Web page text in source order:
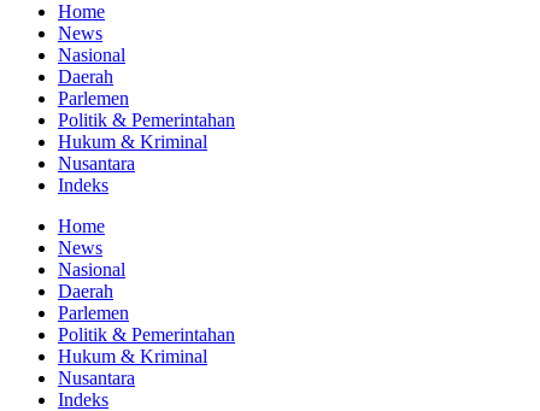
Home
News
Nasional
Daerah
Parlemen
Politik & Pemerintahan
Hukum & Kriminal
Nusantara
Indeks
Home
News
Nasional
Daerah
Parlemen
Politik & Pemerintahan
Hukum & Kriminal
Nusantara
Indeks